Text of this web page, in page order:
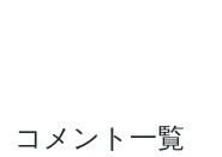
コメント一覧